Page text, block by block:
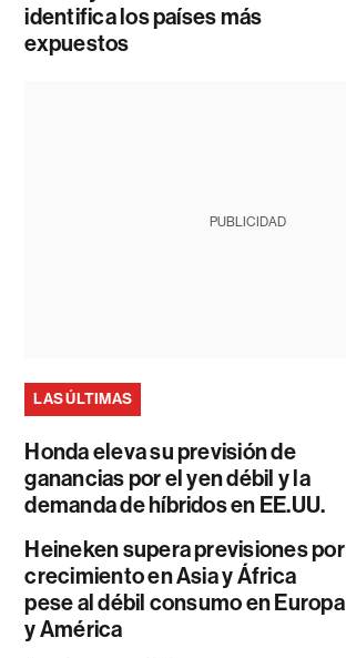
identifica los países más
expuestos
PUBLICIDAD
LAS ÚLTIMAS
Honda eleva su previsión de
ganancias por el yen débil y la
demanda de híbridos en EE.UU.
Heineken supera previsiones por
crecimiento en Asia y África
pese al débil consumo en Europa
y América